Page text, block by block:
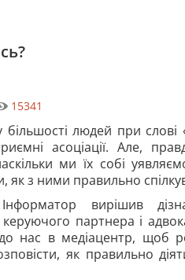
15341
більшості людей при слові
асоціації. Але,
ми їх собі
як з ними правильно
вирішив
партнера і
нас в медіацентр, щоб
як правильно